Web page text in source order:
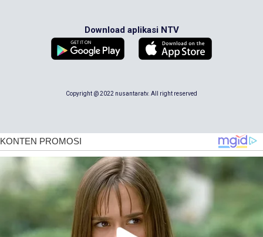
Download aplikasi NTV
Copyright @ 2022 nusantaratv. All right reserved